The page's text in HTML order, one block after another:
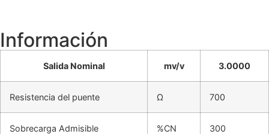
Información
Salida Nominal mv/v 3.0000
Resistencia del puente Ω 700
Sobrecarga Admisible %CN 300